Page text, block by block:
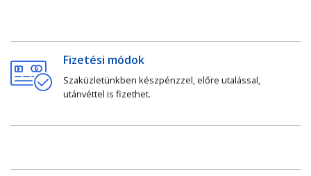
Fizetési módok
Szaküzletünkben készpénzzel, előre utalással,
utánvéttel is fizethet.